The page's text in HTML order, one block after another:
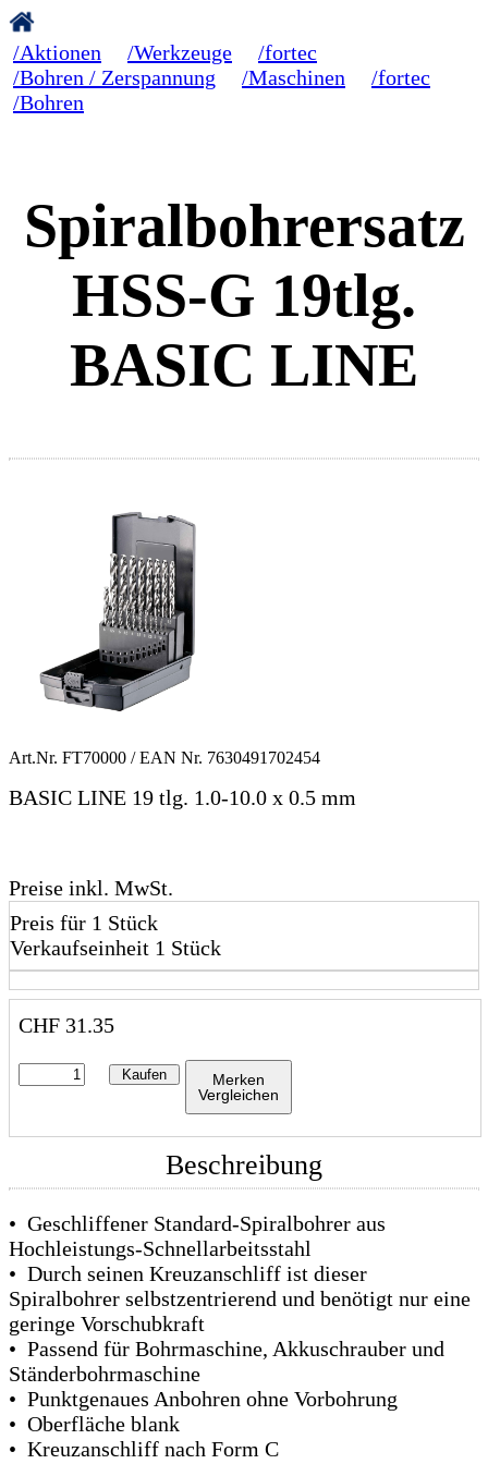
/Aktionen /Werkzeuge
/fortec
/Bohren / Zerspannung
/Maschinen
/fortec
/Bohren
Spiralbohrersatz
HSS-G 19tlg.
BASIC LINE
Art.Nr. FT70000 / EAN Nr. 7630491702454
BASIC LINE 19 tlg. 1.0-10.0 x 0.5 mm
Preise inkl. MwSt.
Preis für 1 Stück
Verkaufseinheit 1 Stück
CHF 31.35
Kaufen
Merken
Vergleichen
Beschreibung
• Geschliffener Standard-Spiralbohrer aus
Hochleistungs-Schnellarbeitsstahl
• Durch seinen Kreuzanschliff ist dieser
Spiralbohrer selbstzentrierend und benötigt nur eine
geringe Vorschubkraft
• Passend für Bohrmaschine, Akkuschrauber und
Ständerbohrmaschine
• Punktgenaues Anbohren ohne Vorbohrung
• Oberfläche blank
• Kreuzanschliff nach Form C